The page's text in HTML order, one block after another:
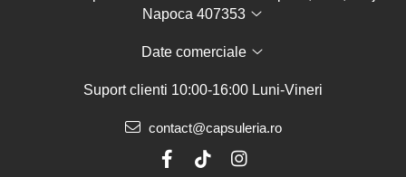
Napoca 407353
Date comerciale
Suport clienti 10:00-16:00 Luni-Vineri
contact@capsuleria.ro